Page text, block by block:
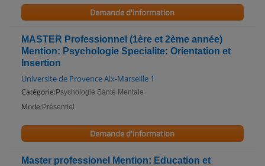
Demande d'information
MASTER Professionnel (1ère et 2ème année)
Mention: Psychologie Specialite: Orientation et
Insertion
Universite de Provence Aix-Marseille 1
Catégorie: Psychologie Santé Mentale
Mode: Présentiel
Demande d'information
Master professionel Mention: Education et